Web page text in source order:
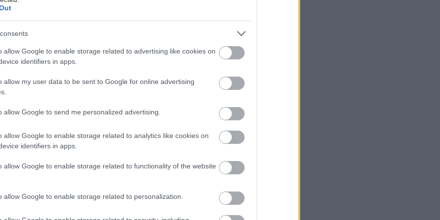
allow Google to enable storage related to advertising like cookies on
identifiers in apps.
allow my user data to be sent to Google for online advertising
allow Google to send me personalized advertising.
allow Google to enable storage related to analytics like cookies on
identifiers in apps.
allow Google to enable storage related to functionality of the website
allow Google to enable storage related to personalization.
δεν τη συγχωράωλέει μια μεγάλη λαϊκή αοιδός και πράγματι,
πράγματα φτάσουν στο να σε πιάσει να απιστείς, το πράγμα
και για σένα και για εκείνον/η.
ώστε να μη γίνουν χειρότερα;
όποια πλευρά και αν το δεις, επομένως η συγγνώμη είναι μια καλή
πως η σχέση σου έχει έναν άγραφο κανόνα περί μη απιστίας (ή
συνηθίζεται στις σχέσεις) επομένως θα έπρεπε να τον τηρείς.
πρέπει να είναι ειλικρινής, άσε στην άκρη τα περί περηφάνειας